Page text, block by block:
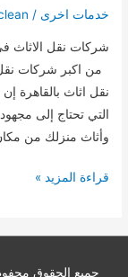
خدمات اخرى /
شركات نقل الاثاث
من اكبر شركات
نقل اثاث بالقاهرة
التي تحتاج إلى
وأثاث منزلك من
شركات
قراءة المزيد »
حميع الحقوق محفوظة